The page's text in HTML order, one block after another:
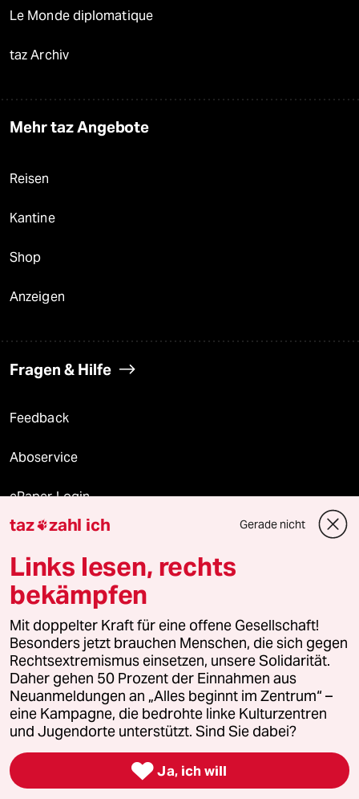
Le Monde diplomatique
taz Archiv
Mehr taz Angebote
Reisen
Kantine
Shop
Anzeigen
Fragen & Hilfe
Feedback
Aboservice
ePaper Login
Downloads für Abonnierende
© 2026 taz Verlags und Vertriebs GmbH
Alle Rechte vorbehalten. Bei rechtlichen Fragen oder für Genehmigungen
wenden Sie sich bitte an
lizenzen@taz.de
Feedback Redaktionsstatut Kommune-Richtlinien
Leitlinie Informant Datenschutz Impressum AGB
Seitenwende Einwilligungen widerrufen (Ads)
taz zahl ich Gerade nicht
Links lesen, rechts
bekämpfen
Mit doppelter Kraft für eine offene Gesellschaft!
Besonders jetzt brauchen Menschen, die sich gegen
Rechtsextremismus einsetzen, unsere Solidarität.
Daher gehen 50 Prozent der Einnahmen aus
Neuanmeldungen an „Alles beginnt im Zentrum“ –
eine Kampagne, die bedrohte linke Kulturzentren
und Jugendorte unterstützt. Sind Sie dabei?
 Ja, ich will